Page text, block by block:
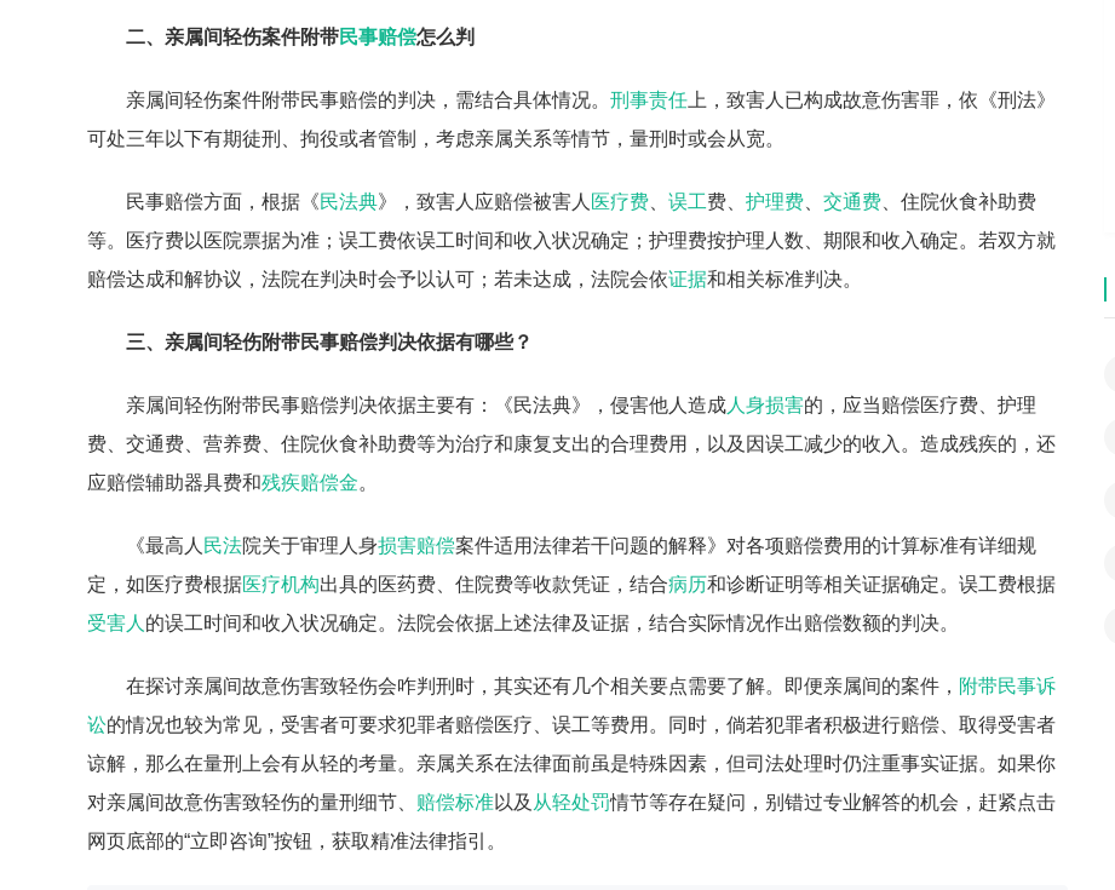
二、亲属间轻伤案件附带民事赔偿怎么判
亲属间轻伤案件附带民事赔偿的判决，需结合具体情况。 刑事责任 上，致害人已构成故意伤害罪，依《刑法》
可处三年以下有期徒刑、拘役或者管制，考虑亲属关系等情节，量刑时或会从宽。
民事赔偿方面，根据《民法典》，致害人应赔偿被害人 医疗费 误工费、 护理费 交通费 、住院伙食补助费
等。医疗费以医院票据为准；误工费依误工时间和收入状况确定；护理费按护理人数、期限和收入确定。若双方就
赔偿达成和解协议，法院在判决时会予以认可；若未达成，法院会依证据和相关标准判决。
三、亲属间轻伤附带民事赔偿判决依据有哪些？
亲属间轻伤附带民事赔偿判决依据主要有：《民法典》，侵害他人造成人身损害的，应当赔偿医疗费、护理
费、交通费、营养费、住院伙食补助费等为治疗和康复支出的合理费用，以及因误工减少的收入。造成残疾的，还
应赔偿辅助器具费和残疾赔偿金。
《最高人 民法院关于审理人身损害赔偿案件适用法律若干问题的解释》对各项赔偿费用的计算标准有详细规
定，如医疗费根据医疗机构出具的医药费、住院费等收款凭证，结合病历和诊断证明等相关证据确定。误工费根据
受害人 的误工时间和收入状况确定。法院会依据上述法律及证据，结合实际情况作出赔偿数额的判决。
在探讨亲属间故意伤害致轻伤会咋判刑时，其实还有几个相关要点需要了解。即便亲属间的案件， 附带民事诉
讼的情况也较为常见，受害者可要求犯罪者赔偿医疗、误工等费用。同时，倘若犯罪者积极进行赔偿、取得受害者
谅解，那么在量刑上会有从轻的考量。亲属关系在法律面前虽是特殊因素，但司法处理时仍注重事实证据。如果你
对亲属间故意伤害致轻伤的量刑细节、 赔偿标准以及 从轻处罚情节等存在疑问，别错过专业解答的机会，赶紧点击
网页底部的“立即咨询”按钮，获取精准法律指引。